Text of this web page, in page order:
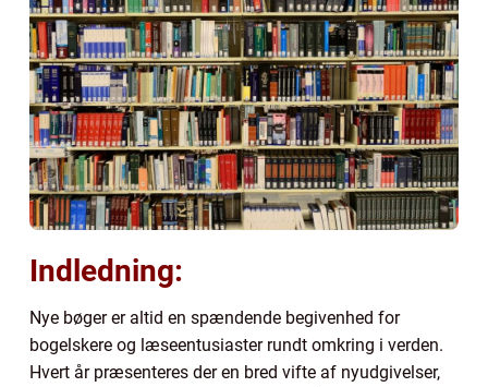
Indledning:
Nye bøger er altid en spændende begivenhed for
bogelskere og læseentusiaster rundt omkring i verden.
Hvert år præsenteres der en bred vifte af nyudgivelser,